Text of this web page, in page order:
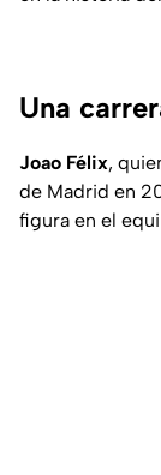
Una
Joao Félix,
de Madrid en
figura en el